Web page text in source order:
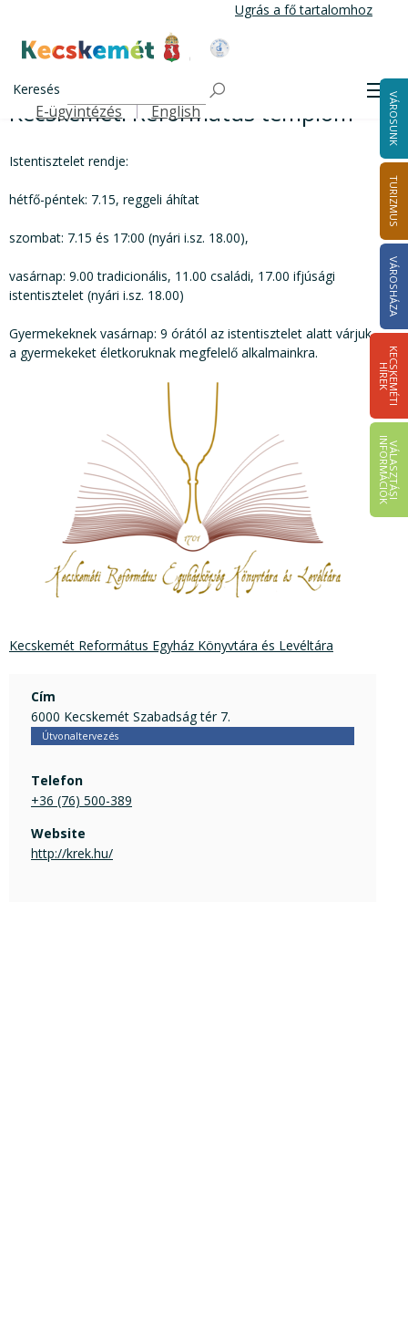
tartalomra
Ugrás a fő tartalomhoz
Kecskemét Város Honlapja
Keresés
Felső navigáció
E-ügyintézés English VÁROSUNK
TURIZMUS
VÁROSHÁZA
K
E
C
S
K
E
M
É
T
I
HÍ
R
E
K
V
Á
L
A
S
Z
T
Á
S
I
IN
F
O
R
M
Á
C
I
Ó
K
Kecskeméti Református templom
Kecskeméti Református templom
Istentisztelet rendje:
hétfő-péntek: 7.15, reggeli áhítat
szombat: 7.15 és 17:00 (nyári i.sz. 18.00),
vasárnap: 9.00 tradicionális, 11.00 családi, 17.00 ifjúsági
istentisztelet (nyári i.sz. 18.00)
Gyermekeknek vasárnap: 9 órától az istentisztelet alatt várjuk
a gyermekeket életkoruknak megfelelő alkalmainkra.
Kecskemét Református Egyház Könyvtára és Levéltára
Cím
6000 Kecskemét Szabadság tér 7.
Útvonaltervezés
Telefon
+36 (76) 500-389
Website
http://krek.hu/